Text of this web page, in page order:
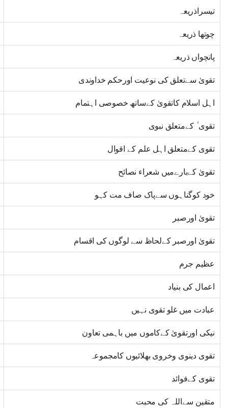
تیسراذریعہ
چوتھا ذریعہ
پانچواں ذریعہ
تقویٰ سےتعلق کی نوعیت اورحکم خداوندی
اہل اسلام کاتقویٰ کےساتھ خصوصی اہتمام
تقوی ٰ کےمتعلق نبوی
تقوی کےمتعلق اہل علم کے اقوال
تقویٰ کےبارےمیں شعراء نصائح
خود کوگناہوں سےپاک صاف مت کہو
تقویٰ اورصبر
تقویٰ اورصبر کےلحاظ سے لوگوں کی اقسام
عظیم جرم
اعمال کی بنیاد
عبادت میں غلو تقوی نہیں
نیکی اورتقویٰ کےکاموں میں باہمی تعاون
تقوی دینوی وخروی بھلائیوں کامجموعہ
تقوی کےفوائد
متقین سےاللہ کی محبت